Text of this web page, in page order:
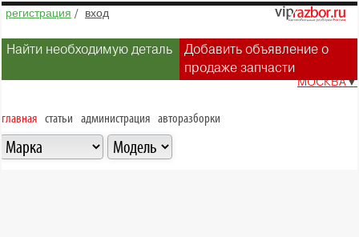
регистрация / вход
Найти необходимую деталь
Добавить объявление о
продаже запчасти
МОСКВА▼
главная статьи администрация авторазборки